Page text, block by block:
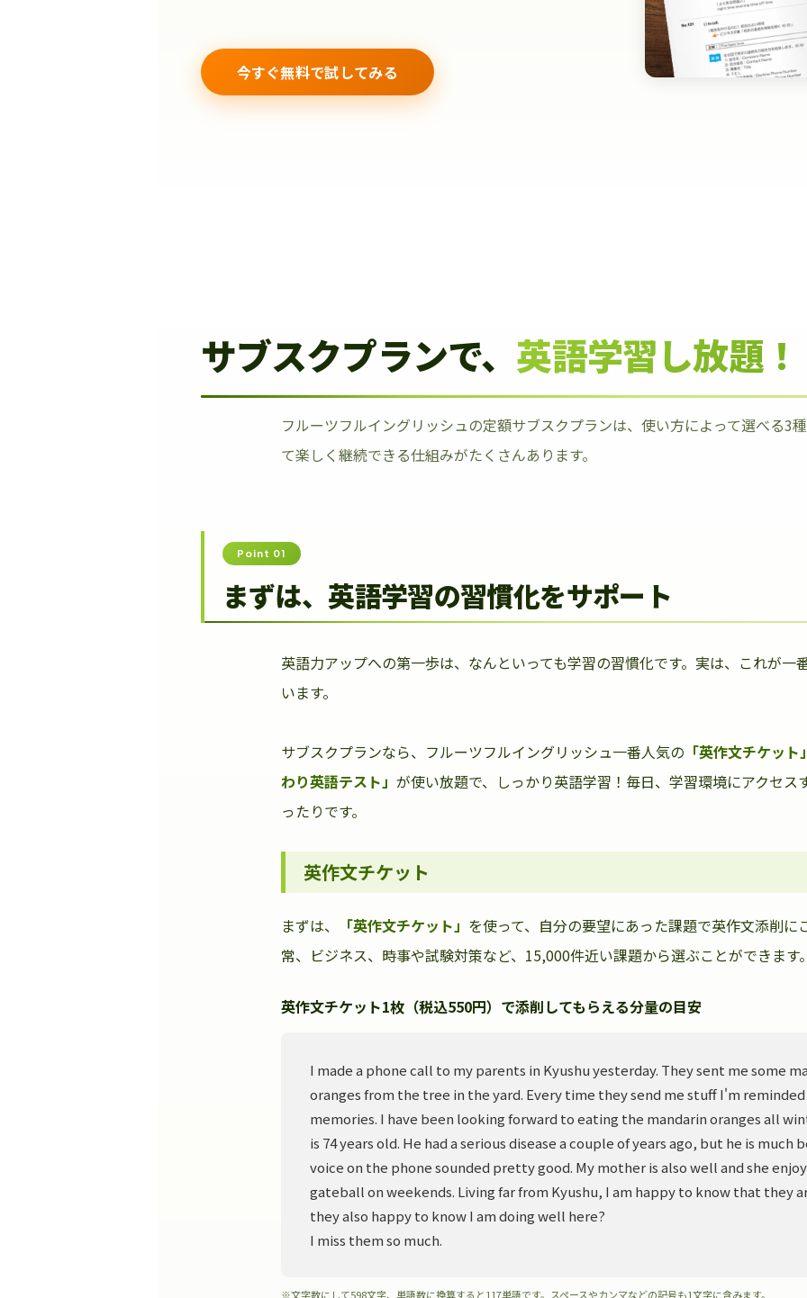
今すぐ無料で試してみる
サブスクプランで、 英語学習し放題！
フルーツフルイングリッシュの定額サブスクプランは、使い方によって選べる3
て楽しく継続できる仕組みがたくさんあります。
Point 01
まずは、英語学習の習慣化をサポート
英語力アップへの第一歩は、なんといっても学習の習慣化です。実は、これが一
います。
サブスクプランなら、フルーツフルイングリッシュ一番人気の 「英作文チケット
わり英語テスト」 が使い放題で、しっかり英語学習！毎日、学習環境にアクセス
ったりです。
英作文チケット
まずは、 「英作文チケット」 を使って、自分の要望にあった課題で英作文添削に
常、ビジネス、時事や試験対策など、15,000件近い課題から選ぶことができます
英作文チケット1枚（税込550円）で添削してもらえる分量の目安
I made a phone call to my parents in Kyushu yesterday. They sent me some
oranges from the tree in the yard. Every time they send me stuff I'm
memories. I have been looking forward to eating the mandarin oranges all
is 74 years old. He had a serious disease a couple of years ago, but he is much
voice on the phone sounded pretty good. My mother is also well and she
gateball on weekends. Living far from Kyushu, I am happy to know that they
they also happy to know I am doing well here?
I miss them so much.
※文字数にして598文字、単語数に換算すると117単語です。スペースやカンマなどの記号も1文字に含みます。